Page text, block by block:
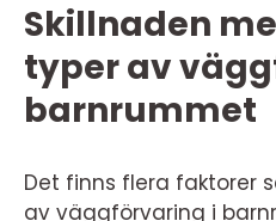
Skillnaden
typer av
barnrummet
Det finns flera faktorer
av väggförvaring i